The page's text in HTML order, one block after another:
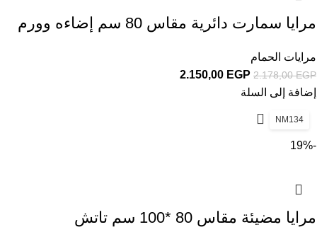
NM134
مرايا سمارت دائرية مقاس 80 سم إضاءه وورم
مرايات الحمام
2.178,00EGP
2.150,00 EGP
إضافة إلى السلة
-19%
مرايا مضيئة مقاس 80 *100 سم تاتش